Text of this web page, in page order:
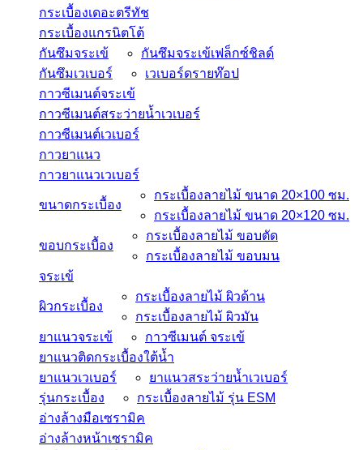
กระเบื้องเดอะตรีทัช
กระเบื้องแกรนิตโต้
กันซึมจระเข้
กันซึมจระเข้เฟล็กซ์ชิลด์
กันซึมเวเบอร์
เวเบอร์ดรายท๊อป
กาวซีเมนต์จระเข้
กาวซีเมนต์สระว่ายนํ้าเวเบอร์
กาวซีเมนต์เวเบอร์
กาวยาแนว
กาวยาแนวเวเบอร์
ขนาดกระเบื้อง
กระเบื้องลายไม้ ขนาด 20×100 ซม.
กระเบื้องลายไม้ ขนาด 20×120 ซม.
ขอบกระเบื้อง
กระเบื้องลายไม้ ขอบตัด
กระเบื้องลายไม้ ขอบมน
จระเข้
ผิวกระเบื้อง
กระเบื้องลายไม้ ผิวด้าน
กระเบื้องลายไม้ ผิวมัน
ยาแนวจระเข้
กาวซีเมนต์ จระเข้
ยาแนวติดกระเบื้องใต้น้ำ
ยาแนวเวเบอร์
ยาแนวสระว่ายน้ำเวเบอร์
รุ่นกระเบื้อง
กระเบื้องลายไม้ รุ่น ESM
อ่างล้างมือเซรามิค
อ่างล้างหน้าเซรามิค